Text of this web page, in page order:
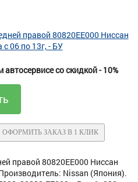
со скидкой - 10%
ОФОРМИТЬ ЗАКАЗ В 1 КЛИК
правой 80820EE000 Ниссан
Nissan (Япония).